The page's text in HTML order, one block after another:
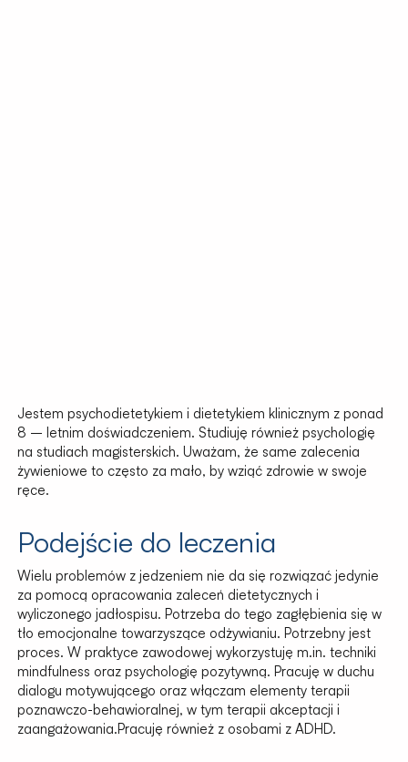
Jestem psychodietetykiem i dietetykiem klinicznym z ponad
8 – letnim doświadczeniem. Studiuję również psychologię
na studiach magisterskich. Uważam, że same zalecenia
żywieniowe to często za mało, by wziąć zdrowie w swoje
ręce.
Podejście do leczenia
Wielu problemów z jedzeniem nie da się rozwiązać jedynie
za pomocą opracowania zaleceń dietetycznych i
wyliczonego jadłospisu. Potrzeba do tego zagłębienia się w
tło emocjonalne towarzyszące odżywianiu. Potrzebny jest
proces. W praktyce zawodowej wykorzystuję m.in. techniki
mindfulness oraz psychologię pozytywną. Pracuję w duchu
dialogu motywującego oraz włączam elementy terapii
poznawczo-behawioralnej, w tym terapii akceptacji i
zaangażowania.Pracuję również z osobami z ADHD.